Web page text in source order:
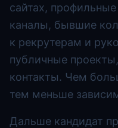
сайтах,
каналы, бывшие
к рекрутерам и
публичные
контакты. Чем
тем меньше
Дальше кандидат